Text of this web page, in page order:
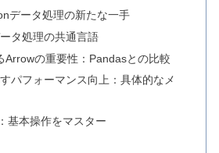
データ処理の新たな一手
タ処理の共通言語
Arrowの重要性：Pandasとの比較
パフォーマンス向上：具体的なメ
基本操作をマスター